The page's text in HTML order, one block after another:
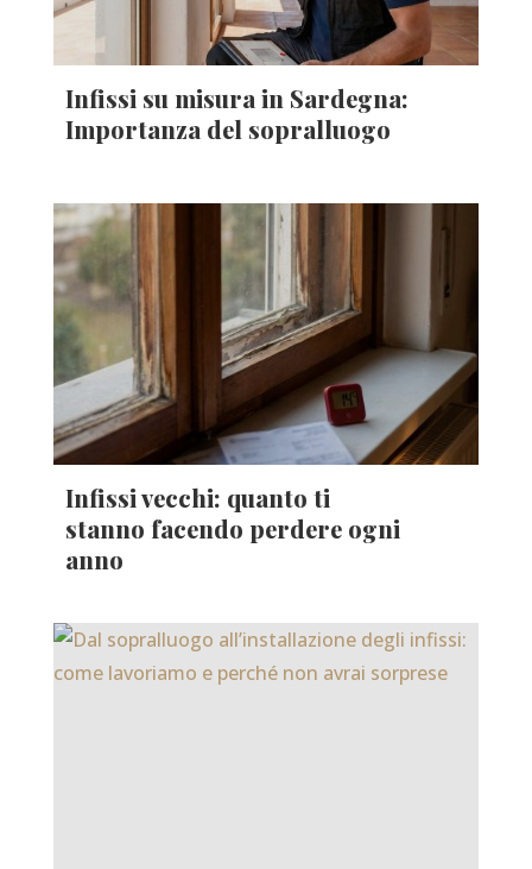
Infissi su misura in Sardegna:
Importanza del sopralluogo
Infissi vecchi: quanto ti
stanno facendo perdere ogni
anno